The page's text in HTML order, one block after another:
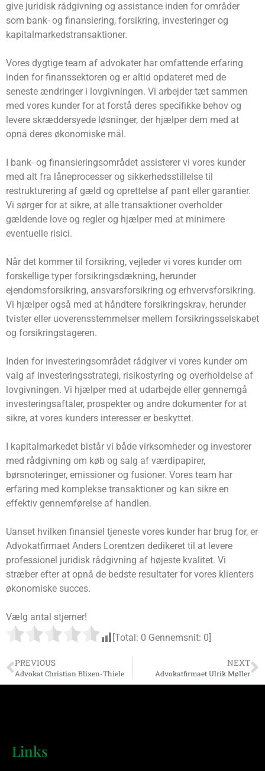
give juridisk rådgivning og assistance inden for områder
som bank- og finansiering, forsikring, investeringer og
kapitalmarkedstransaktioner.
Vores dygtige team af advokater har omfattende erfaring
inden for finanssektoren og er altid opdateret med de
seneste ændringer i lovgivningen. Vi arbejder tæt sammen
med vores kunder for at forstå deres specifikke behov og
levere skræddersyede løsninger, der hjælper dem med at
opnå deres økonomiske mål.
I bank- og finansieringsområdet assisterer vi vores kunder
med alt fra låneprocesser og sikkerhedsstillelse til
restrukturering af gæld og oprettelse af pant eller garantier.
Vi sørger for at sikre, at alle transaktioner overholder
gældende love og regler og hjælper med at minimere
eventuelle risici.
Når det kommer til forsikring, vejleder vi vores kunder om
forskellige typer forsikringsdækning, herunder
ejendomsforsikring, ansvarsforsikring og erhvervsforsikring.
Vi hjælper også med at håndtere forsikringskrav, herunder
tvister eller uoverensstemmelser mellem forsikringsselskabet
og forsikringstageren.
Inden for investeringsområdet rådgiver vi vores kunder om
valg af investeringsstrategi, risikostyring og overholdelse af
lovgivningen. Vi hjælper med at udarbejde eller gennemgå
investeringsaftaler, prospekter og andre dokumenter for at
sikre, at vores kunders interesser er beskyttet.
I kapitalmarkedet bistår vi både virksomheder og investorer
med rådgivning om køb og salg af værdipapirer,
børsnoteringer, emissioner og fusioner. Vores team har
erfaring med komplekse transaktioner og kan sikre en
effektiv gennemførelse af handlen.
Uanset hvilken finansiel tjeneste vores kunder har brug for, er
Advokatfirmaet Anders Lorentzen dedikeret til at levere
professionel juridisk rådgivning af højeste kvalitet. Vi
stræber efter at opnå de bedste resultater for vores klienters
økonomiske succes.
Vælg antal stjerner!
[Total: 0 Gennemsnit: 0
PREVIOUS
Advokat Christian Blixen-Thiele
NEXT
Advokatfirmaet Ulrik Møller
Links